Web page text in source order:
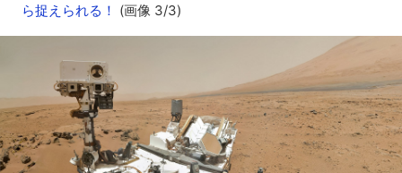
ら捉えられる！ (画像 3/3)